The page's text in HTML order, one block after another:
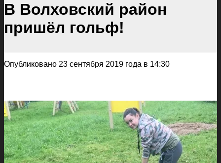
В Волховский район
пришёл гольф!
Опубликовано 23 сентября 2019 года в 14:30